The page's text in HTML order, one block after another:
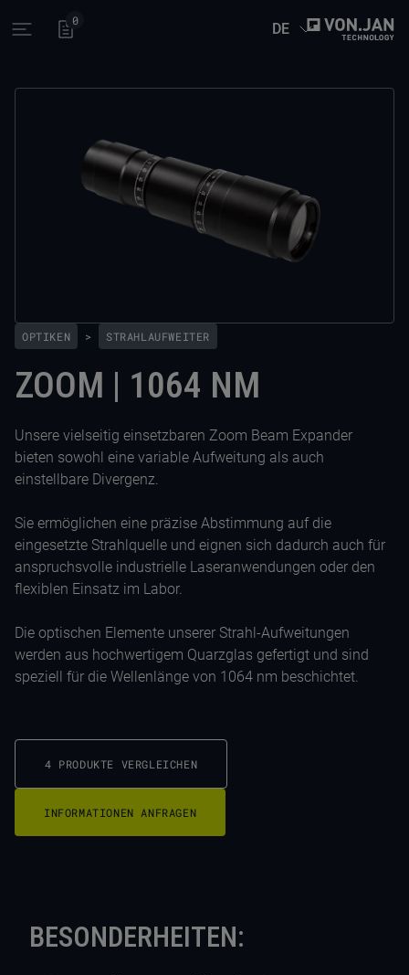
Open main menu
0 DE
OPTIKEN > STRAHLAUFWEITER
ZOOM | 1064 NM
Unsere vielseitig einsetzbaren Zoom Beam Expander
bieten sowohl eine variable Aufweitung als auch
einstellbare Divergenz.
Sie ermöglichen eine präzise Abstimmung auf die
eingesetzte Strahlquelle und eignen sich dadurch auch für
anspruchsvolle industrielle Laseranwendungen oder den
flexiblen Einsatz im Labor.
Die optischen Elemente unserer Strahl-Aufweitungen
werden aus hochwertigem Quarzglas gefertigt und sind
speziell für die Wellenlänge von 1064 nm beschichtet.
4 PRODUKTE VERGLEICHEN
INFORMATIONEN ANFRAGEN
BESONDERHEITEN: